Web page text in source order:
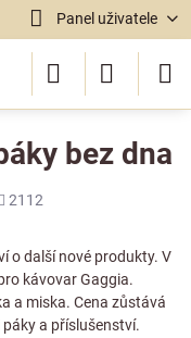
Panel uživatele
bez dna
2112
o další nové produkty. V
kávovar Gaggia.
a miska. Cena zůstává
páky a příslušenství.